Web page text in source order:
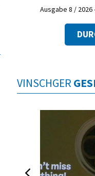
Ausgabe 8 / 2026
VINSCHGER